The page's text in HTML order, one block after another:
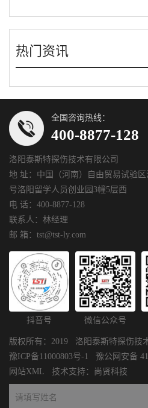
热门资讯
全国咨询热线：
400-8877-128
洛阳泰斯特探伤技术有限公司
地 址：中国（河南）自由贸易试验
号洛阳留学人员创业园3幢5层西
电 话：400-8877-128
联系人：林经理
邮 箱：tst@tst-ly.com
抖音号 微信公众号
版权所有：2019 洛阳泰斯特探伤技
豫ICP备11000803号-1
豫公网安备
网站XML 技术支持： 尚贤科技